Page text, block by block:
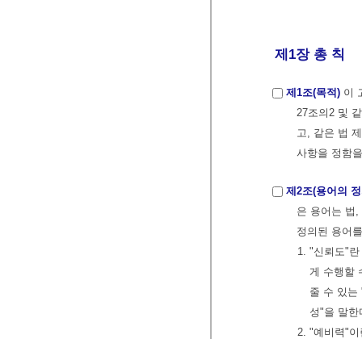
제1장 총 칙
제1조(목적) 이
27조의2 및
고, 같은 법
사항을 정함
제2조(용어의
은 용어는 법
정의된 용어
1. "신뢰도"
게 수행할
줄 수 있는
성"을 말
2. "예비력"